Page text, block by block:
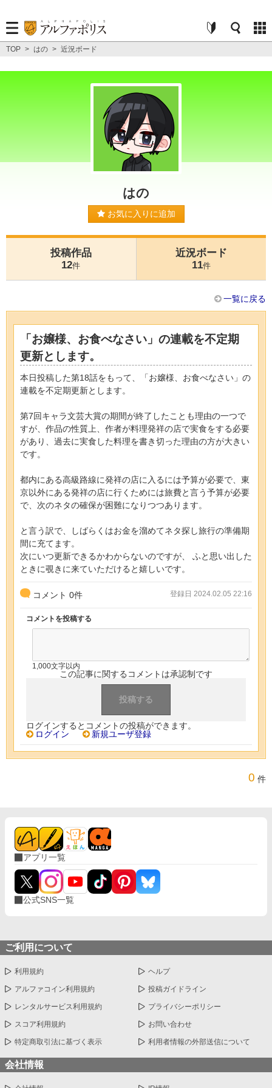
TOP > はの > 近況ボード
はの
お気に入りに追加
投稿作品
12件
近況ボード
11件
一覧に戻る
「お嬢様、お食べなさい」の連載を不定期
更新とします。
本日投稿した第18話をもって、「お嬢様、お食べなさい」の
連載を不定期更新とします。
第7回キャラ文芸大賞の期間が終了したことも理由の一つで
すが、作品の性質上、作者が料理発祥の店で実食をする必要
があり、過去に実食した料理を書き切った理由の方が大きい
です。
都内にある高級路線に発祥の店に入るには予算が必要で、東
京以外にある発祥の店に行くためには旅費と言う予算が必要
で、次のネタの確保が困難になりつつあります。
と言う訳で、しばらくはお金を溜めてネタ探し旅行の準備期
間に充てます。
次にいつ更新できるかわからないのですが、 ふと思い出した
ときに覗きに来ていただけると嬉しいです。
コメント 0件 登録日 2024.02.05 22:16
コメントを投稿する
1,000文字以内
この記事に関するコメントは承認制です
ログインするとコメントの投稿ができます。
ログイン
新規ユーザ登録
0 件
アプリ一覧
公式SNS一覧
ご利用について
利用規約 ヘルプ
アルファコイン利用規約 投稿ガイドライン
レンタルサービス利用規約 プライバシーポリシー
スコア利用規約 お問い合わせ
特定商取引法に基づく表示 利用者情報の外部送信について
会社情報